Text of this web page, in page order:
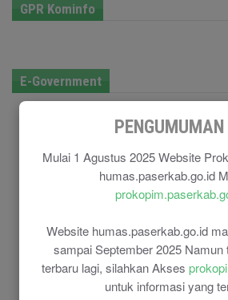
Mulai 1 Agustus 2025 Website
humas.paserkab.go.id
Website humas.paserkab.go.id
sampai September 2025 Namun
terbaru lagi, silahkan Akses
untuk informasi yang
GPR Kominfo
E-Government